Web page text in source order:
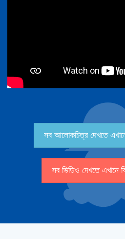
সব আলোকচিত্র দেখতে
সব ভিডিও দেখতে এখানে